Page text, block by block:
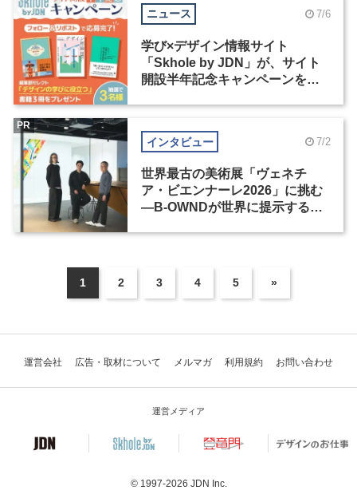
ニュース 7/6
学び×デザイン情報サイト
「Skhole by JDN」が、サイト
開設半年記念キャンペーンを実
インタビュー 7/2
世界最古の美術展「ヴェネチ
ア・ビエンナーレ2026」に挑む
―B-OWNDが世界に提示する美
PR
1 2 3 4 5 »
運営会社 広告・取材について メルマガ 利用規約 お問い合わせ
運営メディア
© 1997-2026 JDN Inc.